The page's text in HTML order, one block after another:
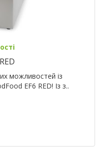
можливостей із
EF6 RED! Із з..